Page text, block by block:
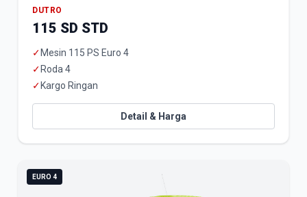
DUTRO
115 SD STD
✓ Mesin 115 PS Euro 4
✓ Roda 4
✓ Kargo Ringan
Detail & Harga
EURO 4